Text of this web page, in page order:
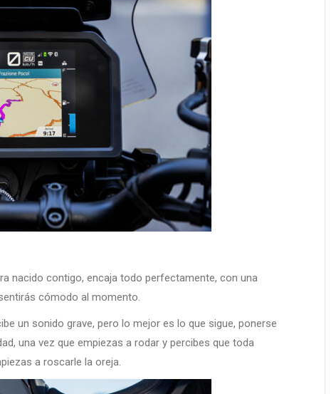
nacido contigo, encaja todo perfectamente, con una
cómodo al momento.
un sonido grave, pero lo mejor es lo que sigue, ponerse
una vez que empiezas a rodar y percibes que toda
a roscarle la oreja.